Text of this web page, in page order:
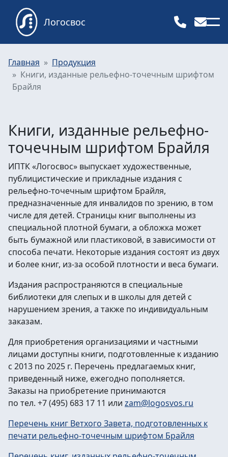
Логосвос
Главная
Продукция
Книги, изданные рельефно-точечным шрифтом
Брайля
Книги, изданные рельефно-
точечным шрифтом Брайля
ИПТК «Логосвос» выпускает художественные,
публицистические и прикладные издания с
рельефно-точечным шрифтом Брайля,
предназначенные для инвалидов по зрению, в том
числе для детей. Страницы книг выполнены из
специальной плотной бумаги, а обложка может
быть бумажной или пластиковой, в зависимости от
способа печати. Некоторые издания состоят из двух
и более книг, из-за особой плотности и веса бумаги.
Издания распространяются в специальные
библиотеки для слепых и в школы для детей с
нарушением зрения, а также по индивидуальным
заказам.
Для приобретения организациями и частными
лицами доступны книги, подготовленные к изданию
с 2013 по 2025 г. Перечень предлагаемых книг,
приведенный ниже, ежегодно пополняется.
Заказы на приобретение принимаются
по тел. +7 (495) 683 17 11 или zam@logosvos.ru
Перечень книг Ветхого Завета, подготовленных к
печати рельефно-точечным шрифтом Брайля